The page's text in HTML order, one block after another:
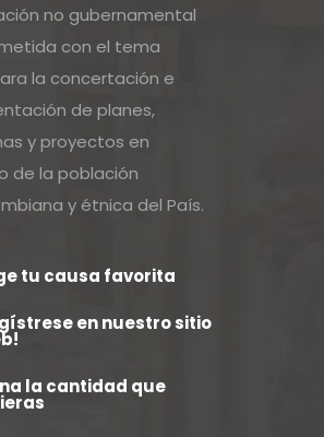
no gubernamental
con el tema
la concertación e
de planes,
y proyectos en
de la población
y étnica del País.
tu causa favorita
en nuestro sitio
la cantidad que